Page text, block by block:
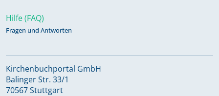
Hilfe (FAQ)
Fragen und Antworten
Kirchenbuchportal GmbH
Balinger Str. 33/1
70567 Stuttgart